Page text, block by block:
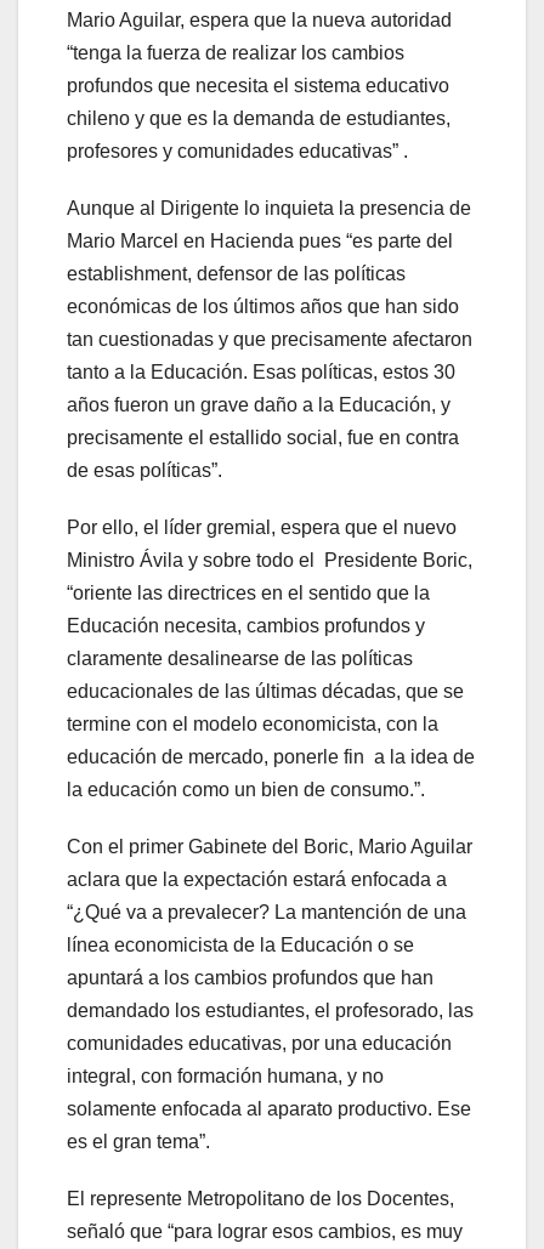
Mario Aguilar, espera que la nueva autoridad
“tenga la fuerza de realizar los cambios
profundos que necesita el sistema educativo
chileno y que es la demanda de estudiantes,
profesores y comunidades educativas” .
Aunque al Dirigente lo inquieta la presencia de
Mario Marcel en Hacienda pues “es parte del
establishment, defensor de las políticas
económicas de los últimos años que han sido
tan cuestionadas y que precisamente afectaron
tanto a la Educación. Esas políticas, estos 30
años fueron un grave daño a la Educación, y
precisamente el estallido social, fue en contra
de esas políticas”.
Por ello, el líder gremial, espera que el nuevo
Ministro Ávila y sobre todo el Presidente Boric,
“oriente las directrices en el sentido que la
Educación necesita, cambios profundos y
claramente desalinearse de las políticas
educacionales de las últimas décadas, que se
termine con el modelo economicista, con la
educación de mercado, ponerle fin a la idea de
la educación como un bien de consumo.”.
Con el primer Gabinete del Boric, Mario Aguilar
aclara que la expectación estará enfocada a
“¿Qué va a prevalecer? La mantención de una
línea economicista de la Educación o se
apuntará a los cambios profundos que han
demandado los estudiantes, el profesorado, las
comunidades educativas, por una educación
integral, con formación humana, y no
solamente enfocada al aparato productivo. Ese
es el gran tema”.
El represente Metropolitano de los Docentes,
señaló que “para lograr esos cambios, es muy